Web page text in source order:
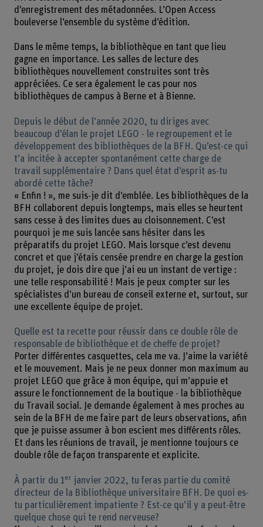
d’enregistrement des métadonnées. L’Open Access
bouleverse l’ensemble du système d’édition.
Dans le même temps, la bibliothèque en tant que lieu
gagne en importance. Les salles de lecture des
bibliothèques nouvellement construites sont très
appréciées. Ce sera également le cas pour nos
bibliothèques de campus à Berne et à Bienne.
Depuis le début de l’année 2020, tu diriges avec
beaucoup d’élan le projet LEGO - le regroupement et le
développement des bibliothèques de la BFH. Qu’est-ce qui
t’a incitée à accepter spontanément cette charge de
travail supplémentaire ? Dans quel état d’esprit as-tu
abordé cette tâche?
« Enfin ! », me suis-je dit d’emblée. Les bibliothèques de la
BFH collaborent depuis longtemps, mais elles se heurtent
sans cesse à des limites dues au cloisonnement. C’est
pourquoi je me suis lancée sans hésiter dans les
préparatifs du projet LEGO. Mais lorsque c’est devenu
concret et que j’étais censée prendre en charge la gestion
du projet, je dois dire que j’ai eu un instant de vertige :
une telle responsabilité ! Mais je peux compter sur les
spécialistes d’un bureau de conseil externe et, surtout, sur
une excellente équipe de projet.
Quelle est ta recette pour réussir dans ce double rôle de
responsable de bibliothèque et de cheffe de projet?
Porter différentes casquettes, cela me va. J’aime la variété
et le mouvement. Mais je ne peux donner mon maximum au
projet LEGO que grâce à mon équipe, qui m’appuie et
assure le fonctionnement de la boutique - la bibliothèque
du Travail social. Je demande également à mes proches au
sein de la BFH de me faire part de leurs observations, afin
que je puisse assumer à bon escient mes différents rôles.
Et dans les réunions de travail, je mentionne toujours ce
double rôle de façon transparente et explicite.
À partir du 1 er janvier 2022, tu feras partie du comité
directeur de la Bibliothèque universitaire BFH. De quoi es-
tu particulièrement impatiente ? Est-ce qu’il y a peut-être
quelque chose qui te rend nerveuse?